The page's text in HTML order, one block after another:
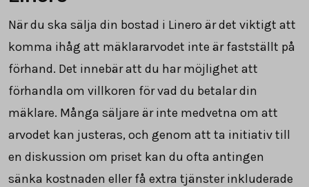
När du ska sälja din bostad i Linero är det viktigt att
komma ihåg att mäklararvodet inte är fastställt på
förhand. Det innebär att du har möjlighet att
förhandla om villkoren för vad du betalar din
mäklare. Många säljare är inte medvetna om att
arvodet kan justeras, och genom att ta initiativ till
en diskussion om priset kan du ofta antingen
sänka kostnaden eller få extra tjänster inkluderade